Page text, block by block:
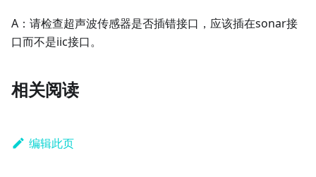
A：请检查超声波传感器是否插错接口，应该插在sonar接
口而不是iic接口。
相关阅读
编辑此页